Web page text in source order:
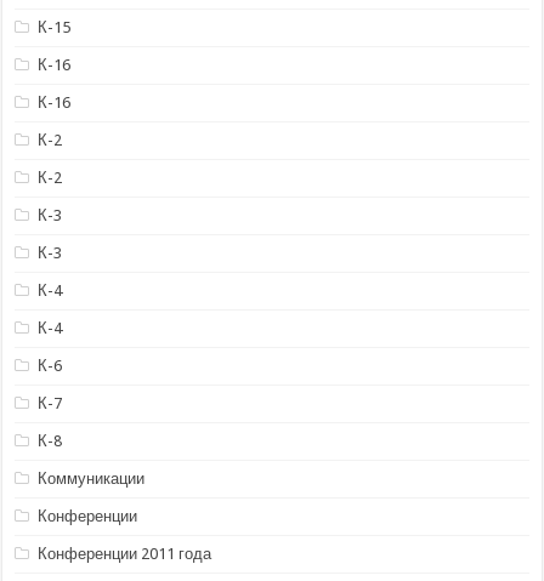
К-15
К-16
К-16
К-2
К-2
К-3
К-3
К-4
К-4
К-6
К-7
К-8
Коммуникации
Конференции
Конференции 2011 года